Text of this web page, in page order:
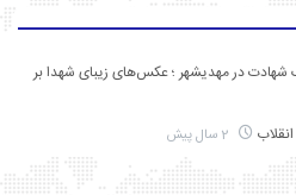
شهادت در مهدیشهر ؛ عکس‌های زیبای شهدا بر